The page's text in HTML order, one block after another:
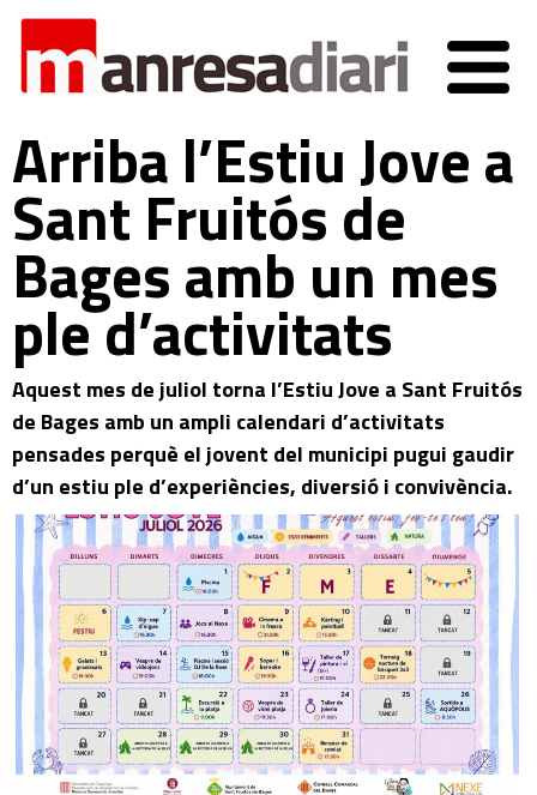
Arriba l’Estiu Jove a
Sant Fruitós de
Bages amb un mes
ple d’activitats
Aquest mes de juliol torna l’Estiu Jove a Sant Fruitós
de Bages amb un ampli calendari d’activitats
pensades perquè el jovent del municipi pugui gaudir
d’un estiu ple d’experiències, diversió i convivència.